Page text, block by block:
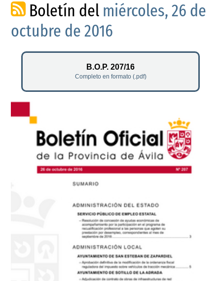
Boletín del miércoles, 26 de
octubre de 2016
B.O.P. 207/16
Completo en formato (.pdf)